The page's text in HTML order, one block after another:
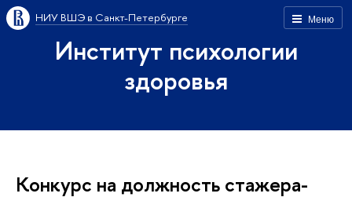
Меню
НИУ ВШЭ в Санкт-Петербурге
Институт психологии
здоровья
Конкурс на должность стажера-